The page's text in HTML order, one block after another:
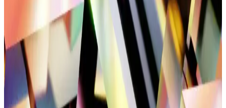
Siyah Tel Toka Modelleri Güncel Trendler ve
Kullanım Özellikleri
Siyah tel toka modelleri, dayanıklı ve şık tasarımlarıyla saçlara zarar
vermeden uyum sağlar. Günlük ve özel günlerde kullanıma uygun
çeşitli modellerle tarzınızı tamamlayın.
Kadın Spor Ayakkabılarında Temel Özellikler ve
Performans Kriterleri Analizi